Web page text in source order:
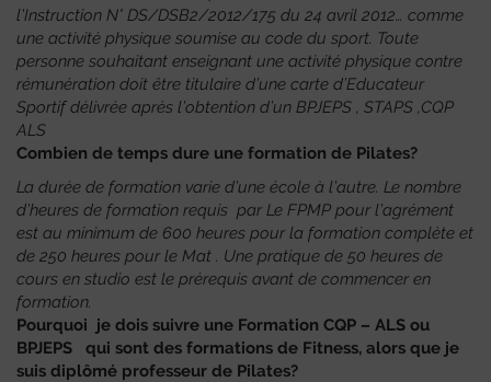
l’Instruction N° DS/DSB2/2012/175 du 24 avril 2012… comme
une activité physique soumise au code du sport. Toute
personne souhaitant enseignant une activité physique contre
rémunération doit être titulaire d’une carte d’Educateur
Sportif délivrée après l’obtention d’un BPJEPS , STAPS ,CQP
ALS
Combien de temps dure une formation de Pilates?
La durée de formation varie d’une école à l’autre. Le nombre
d’heures de formation requis par Le FPMP pour l’agrément
est au minimum de 600 heures pour la formation complète et
de 250 heures pour le Mat . Une pratique de 50 heures de
cours en studio est le prérequis avant de commencer en
formation.
Pourquoi je dois suivre une Formation CQP – ALS ou
BPJEPS qui sont des formations de Fitness, alors que je
suis diplômé professeur de Pilates?